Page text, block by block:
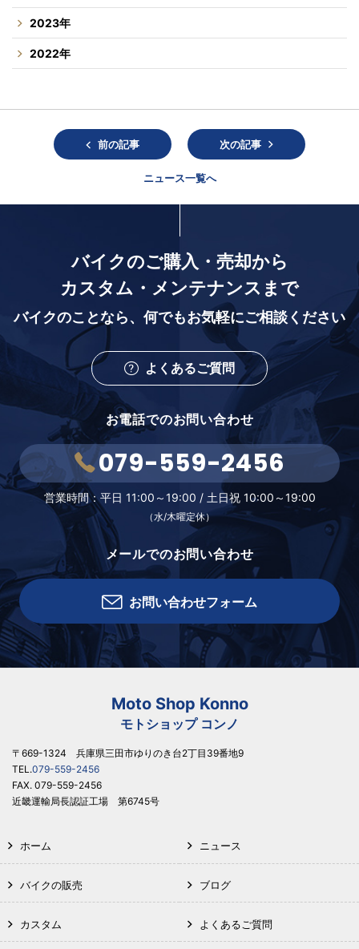
2023年
2022年
前の記事
ニュース一覧へ
次の記事
バイクのご購入・売却から
カスタム・メンテナンスまで
バイクのことなら、 何でもお気軽にご相談ください
よくあるご質問
お電話でのお問い合わせ
079-559-2456
営業時間：平日 11:00～19:00 / 土日祝 10:00～19:00
（水/木曜定休）
メールでのお問い合わせ
お問い合わせフォーム
Moto Shop Konno
モトショップ コンノ
〒669-1324 兵庫県三田市ゆりのき台2丁目39番地9
TEL.079-559-2456
FAX. 079-559-2456
近畿運輸局長認証工場 第6745号
ホーム
バイクの販売
カスタム
ニュース
ブログ
よくあるご質問